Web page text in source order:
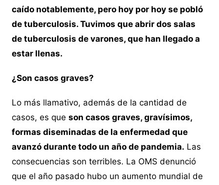
caído notablemente, pero hoy por hoy se pobló
de tuberculosis. Tuvimos que abrir dos salas
de tuberculosis de varones, que han llegado a
estar llenas.
¿Son casos graves?
Lo más llamativo, además de la cantidad de
casos, es que son casos graves, gravísimos,
formas diseminadas de la enfermedad que
avanzó durante todo un año de pandemia. Las
consecuencias son terribles. La OMS denunció
que el año pasado hubo un aumento mundial de